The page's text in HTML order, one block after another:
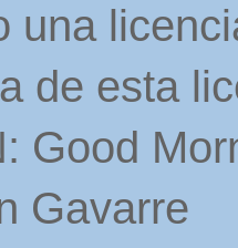
una
de esta
Good
Gavarre